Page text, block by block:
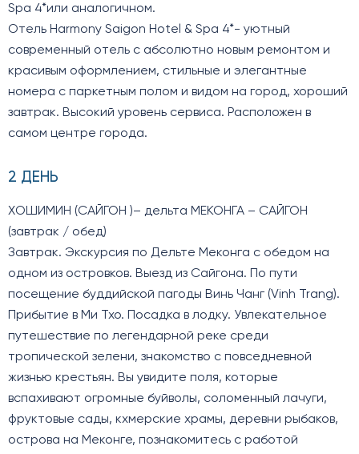
Spa 4*или аналогичном.
Отель Harmony Saigon Hotel & Spa 4*- уютный
современный отель с абсолютно новым ремонтом и
красивым оформлением, стильные и элегантные
номера с паркетным полом и видом на город, хороший
завтрак. Высокий уровень сервиса. Расположен в
самом центре города.
2 ДЕНЬ
ХОШИМИН (САЙГОН )– дельта МЕКОНГА – САЙГОН
(завтрак / обед)
Завтрак. Экскурсия по Дельте Меконга с обедом на
одном из островков. Выезд из Сайгона. По пути
посещение буддийской пагоды Винь Чанг (Vinh Trang).
Прибытие в Ми Тхо. Посадка в лодку. Увлекательное
путешествие по легендарной реке среди
тропической зелени, знакомство с повседневной
жизнью крестьян. Вы увидите поля, которые
вспахивают огромные буйволы, соломенный лачуги,
фруктовые сады, кхмерские храмы, деревни рыбаков,
острова на Меконге, познакомитесь с работой